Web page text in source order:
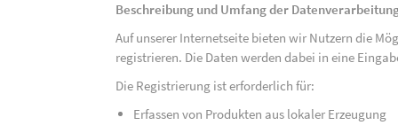
Beschreibung und Umfang der
Auf unserer Internetseite bieten wir Nutzern die
registrieren. Die Daten werden dabei in eine
Die Registrierung ist erforderlich für:
Erfassen von Produkten aus lokaler Erzeugung